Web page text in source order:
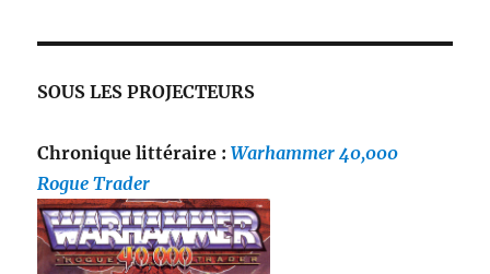
SOUS LES PROJECTEURS
Chronique littéraire :Warhammer 40,000
Rogue Trader